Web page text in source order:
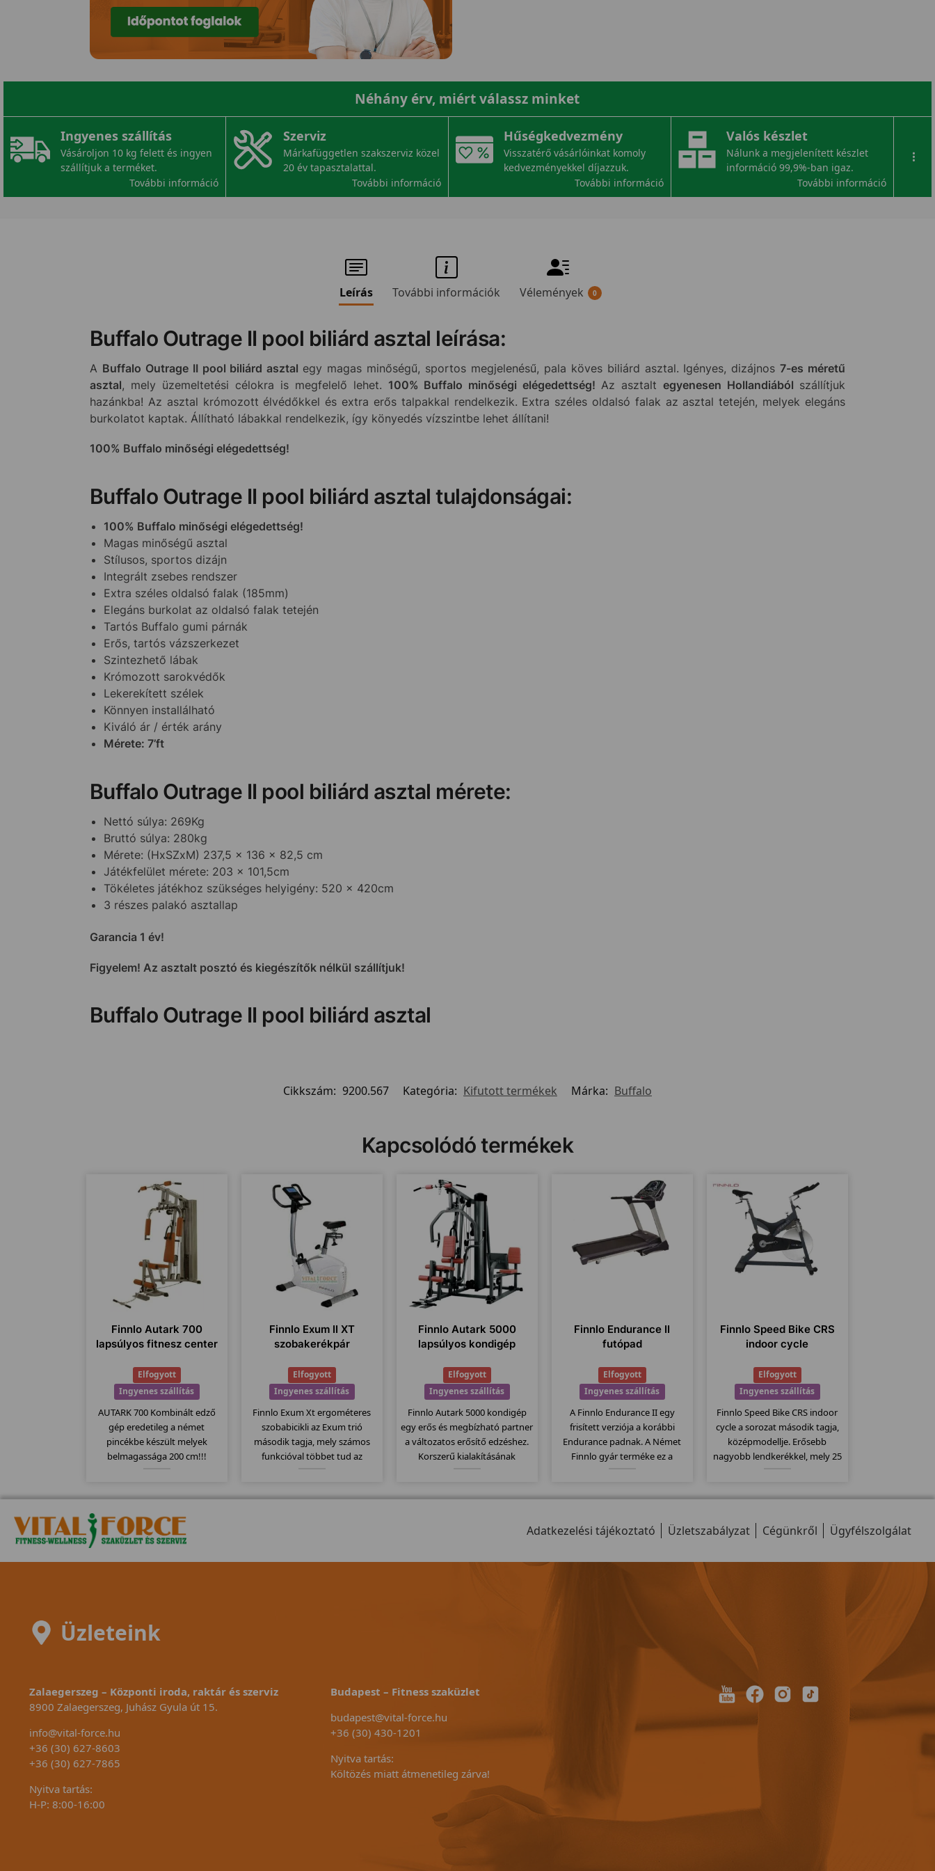
Néhány érv, miért válassz minket
Ingyenes szállítás
Vásároljon 10 kg felett és ingyen
szállítjuk a terméket.
További információ
Szerviz
Márkafüggetlen szakszerviz közel
20 év tapasztalattal.
További információ
Hűségkedvezmény
Visszatérő vásárlóinkat komoly
kedvezményekkel díjazzuk.
További információ
Valós készlet
Nálunk a megjelenített készlet
információ 99,9%-ban igaz.
További információ
...
Leírás További információk Vélemények 0
Buffalo Outrage II pool biliárd asztal leírása:
A Buffalo Outrage II pool biliárd asztal egy magas minőségű, sportos megjelenésű, pala köves biliárd asztal. Igényes, dizájnos7-es méretű
asztal, mely üzemeltetési célokra is megfelelő lehet. 100% Buffalo minőségi elégedettség! Az asztaltegyenesen Hollandiából szállítjuk
hazánkba! Az asztal krómozott élvédőkkel és extra erős talpakkal rendelkezik. Extra széles oldalsó falak az asztal tetején, melyek elegáns
burkolatot kaptak. Állítható lábakkal rendelkezik, így könyedés vízszintbe lehet állítani!
100% Buffalo minőségi elégedettség!
Buffalo Outrage II pool biliárd asztal tulajdonságai:
100% Buffalo minőségi elégedettség!
Magas minőségű asztal
Stílusos, sportos dizájn
Integrált zsebes rendszer
Extra széles oldalsó falak (185mm)
Elegáns burkolat az oldalsó falak tetején
Tartós Buffalo gumi párnák
Erős, tartós vázszerkezet
Szintezhető lábak
Krómozott sarokvédők
Lekerekített szélek
Könnyen installálható
Kiváló ár / érték arány
Mérete: 7’ft
Buffalo Outrage II pool biliárd asztal mérete:
Nettó súlya: 269Kg
Bruttó súlya: 280kg
Mérete: (HxSZxM) 237,5 x 136 x 82,5 cm
Játékfelület mérete: 203 x 101,5cm
Tökéletes játékhoz szükséges helyigény: 520 x 420cm
3 részes palakó asztallap
Garancia 1 év!
Figyelem! Az asztalt posztó és kiegészítők nélkül szállítjuk!
Buffalo Outrage II pool biliárd asztal
Cikkszám: 9200.567 Kategória: Kifutott termékek Márka: Buffalo
Kapcsolódó termékek
Finnlo Autark 700
lapsúlyos fitnesz center
Elfogyott
Ingyenes szállítás
AUTARK 700 Kombinált edző
gép eredetileg a német
pincékbe készült melyek
belmagassága 200 cm!!!
Finnlo Exum II XT
szobakerékpár
Elfogyott
Ingyenes szállítás
Finnlo Exum Xt ergométeres
szobabicikli az Exum trió
második tagja, mely számos
funkcióval többet tud az
ezáltal szintén 150kg-os
Finnlo Autark 5000
lapsúlyos kondigép
Elfogyott
Ingyenes szállítás
Finnlo Autark 5000 kondigép
egy erős és megbízható partner
a változatos erősítő edzéshez.
Korszerű kialakításának
különböző "állomásokat" a
Finnlo Endurance II
futópad
Elfogyott
Ingyenes szállítás
A Finnlo Endurance II egy
frisített verziója a korábbi
Endurance padnak. A Német
Finnlo gyár terméke ez a
es futófelület, szállítógörgők, 26
modellt.
Finnlo Speed Bike CRS
indoor cycle
Elfogyott
Ingyenes szállítás
Finnlo Speed Bike CRS indoor
cycle a sorozat második tagja,
középmodellje. Erősebb
nagyobb lendkerékkel, mely 25
Computere kompatibilis a
Adatkezelési tájékoztató Üzletszabályzat Cégünkről Ügyfélszolgálat
Üzleteink
Zalaegerszeg – Központi iroda, raktár és szerviz
8900 Zalaegerszeg, Juhász Gyula út 15.
info@vital-force.hu
+36 (30) 627-8603
+36 (30) 627-7865
Nyitva tartás:
H-P: 8:00-16:00
Budapest – Fitness szaküzlet
budapest@vital-force.hu
+36 (30) 430-1201
Nyitva tartás:
Költözés miatt átmenetileg zárva!